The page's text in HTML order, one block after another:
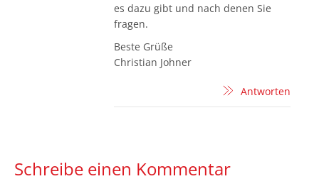
es dazu gibt und nach denen Sie
fragen.
Beste Grüße
Christian Johner
Antworten
Schreibe einen Kommentar